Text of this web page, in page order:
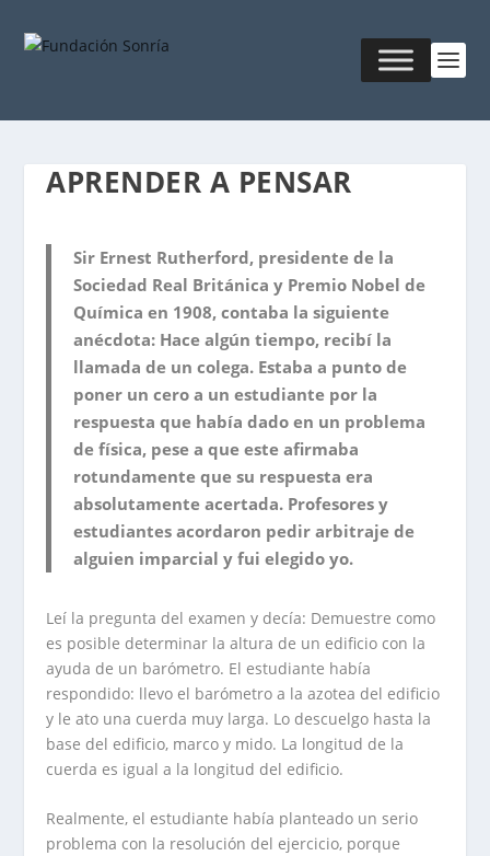
APRENDER A PENSAR
Sir Ernest Rutherford, presidente de la
Sociedad Real Británica y Premio Nobel de
Química en 1908, contaba la siguiente
anécdota: Hace algún tiempo, recibí la
llamada de un colega. Estaba a punto de
poner un cero a un estudiante por la
respuesta que había dado en un problema
de física, pese a que este afirmaba
rotundamente que su respuesta era
absolutamente acertada. Profesores y
estudiantes acordaron pedir arbitraje de
alguien imparcial y fui elegido yo.
Leí la pregunta del examen y decía: Demuestre como
es posible determinar la altura de un edificio con la
ayuda de un barómetro. El estudiante había
respondido: llevo el barómetro a la azotea del edificio
y le ato una cuerda muy larga. Lo descuelgo hasta la
base del edificio, marco y mido. La longitud de la
cuerda es igual a la longitud del edificio.
Realmente, el estudiante había planteado un serio
problema con la resolución del ejercicio, porque